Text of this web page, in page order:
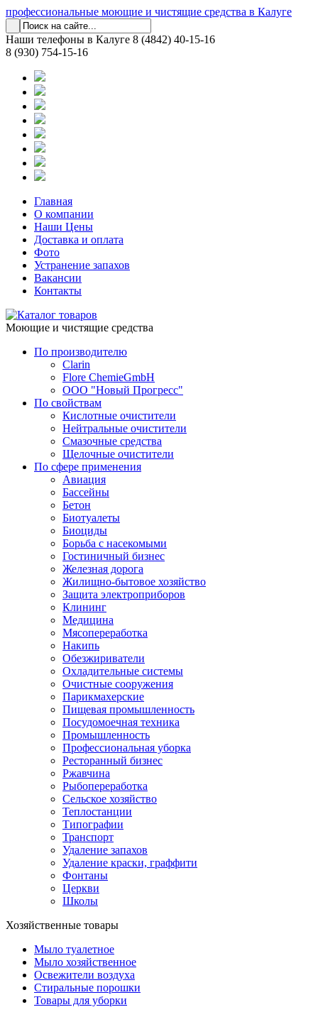
профессиональные моющие и чистящие средства в Калуге
Наши телефоны в Калуге 8 (4842) 40-15-16
8 (930) 754-15-16
Главная
О компании
Наши Цены
Доставка и оплата
Фото
Устранение запахов
Вакансии
Контакты
Моющие и чистящие средства
По производителю
Clarin
Flore ChemieGmbH
ООО "Новый Прогресс"
По свойствам
Кислотные очистители
Нейтральные очистители
Смазочные средства
Щелочные очистители
По сфере применения
Авиация
Бассейны
Бетон
Биотуалеты
Биоциды
Борьба с насекомыми
Гостиничный бизнес
Железная дорога
Жилищно-бытовое хозяйство
Защита электроприборов
Клининг
Медицина
Мясопереработка
Накипь
Обезжириватели
Охладительные системы
Очистные сооружения
Парикмахерские
Пищевая промышленность
Посудомоечная техника
Промышленность
Профессиональная уборка
Ресторанный бизнес
Ржавчина
Рыбопереработка
Сельское хозяйство
Теплостанции
Типографии
Транспорт
Удаление запахов
Удаление краски, граффити
Фонтаны
Церкви
Школы
Хозяйственные товары
Мыло туалетное
Мыло хозяйственное
Освежители воздуха
Стиральные порошки
Товары для уборки